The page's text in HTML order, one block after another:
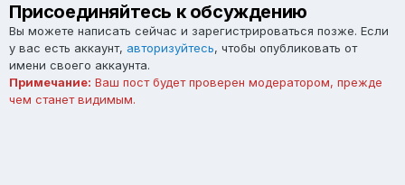
Присоединяйтесь к обсуждению
Вы можете написать сейчас и зарегистрироваться позже. Если
у вас есть аккаунт, авторизуйтесь, чтобы опубликовать от
имени своего аккаунта.
Примечание: Ваш пост будет проверен модератором, прежде
чем станет видимым.